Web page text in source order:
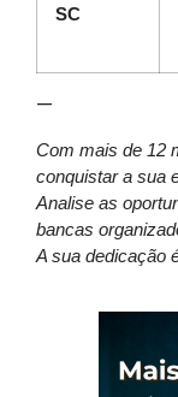
SC
—
Com mais de 12
conquistar a sua
Analise as
bancas
A sua dedicação